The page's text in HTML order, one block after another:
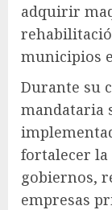
adquirir
municipios
Durante su
mandataria
fortalecer la
gobiernos,
empresas